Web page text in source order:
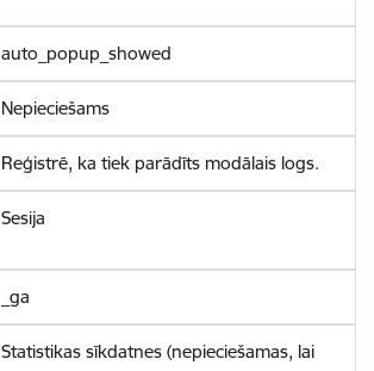
auto_popup_showed
Nepieciešams
Reģistrē, ka tiek parādīts modālais logs.
Sesija
_ga
Statistikas sīkdatnes (nepieciešamas, lai